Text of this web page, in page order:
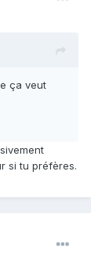
ça veut
si tu préfères.